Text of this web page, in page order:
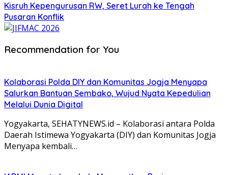
Kisruh Kepengurusan RW, Seret Lurah ke Tengah
Pusaran Konflik
Recommendation for You
Kolaborasi Polda DIY dan Komunitas Jogja Menyapa
Salurkan Bantuan Sembako, Wujud Nyata Kepedulian
Melalui Dunia Digital
Yogyakarta, SEHATYNEWS.id – Kolaborasi antara Polda
Daerah Istimewa Yogyakarta (DIY) dan Komunitas Jogja
Menyapa kembali…